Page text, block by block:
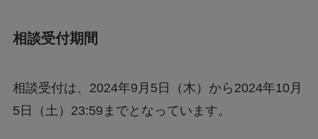
相談受付期間
相談受付は、2024年9月5日（木）から2024年10月
5日（土）23:59までとなっています。